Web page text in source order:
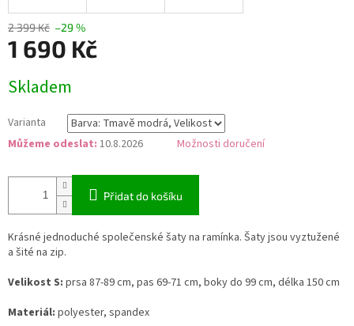
2 399 Kč –29 %
1 690 Kč
cena:
Skladem
Varianta
Můžeme odeslat: 10.8.2026 Možnosti doručení
Přidat do košíku
Krásné jednoduché společenské šaty na ramínka. Šaty jsou vyztužené
a šité na zip.
Velikost S: prsa 87-89 cm, pas 69-71 cm, boky do 99 cm, délka 150 cm
Materiál: polyester, spandex